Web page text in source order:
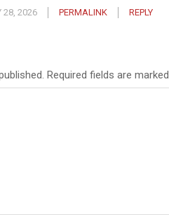
28, 2026 PERMALINK REPLY
Required fields are marked